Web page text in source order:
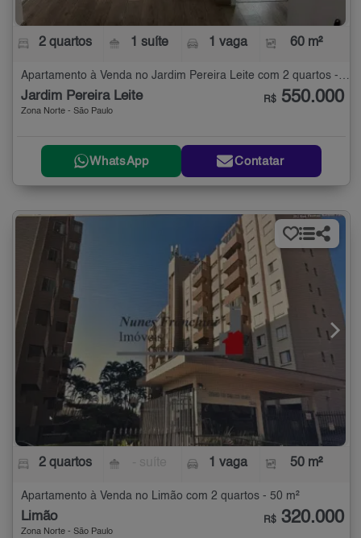
2 quartos 1 suíte 1 vaga 60 m²
Apartamento à Venda no Jardim Pereira Leite com 2 quartos - 60 m²
Jardim Pereira Leite
Zona Norte - São Paulo
R$ 550.000
WhatsApp Contatar
2 quartos 1 vaga 50 m²
Apartamento à Venda no Limão com 2 quartos - 50 m²
Limão
Zona Norte - São Paulo
R$ 320.000